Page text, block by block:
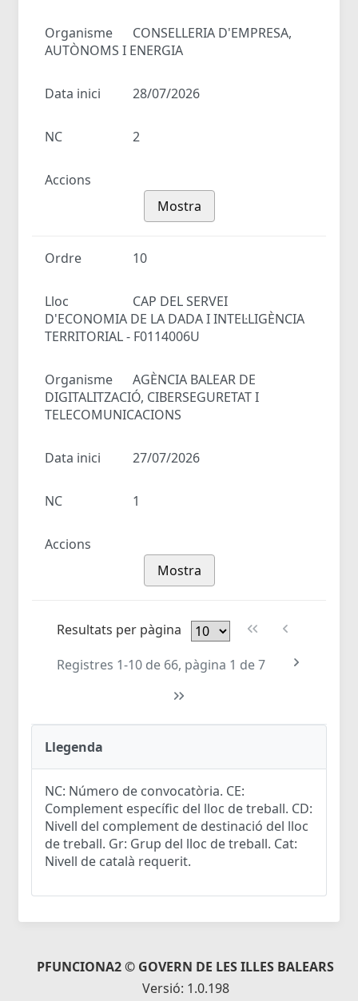
Organisme
CONSELLERIA D'EMPRESA,
AUTÒNOMS I ENERGIA
Data inici 28/07/2026
NC 2
Accions
Mostra
Ordre 10
Lloc
CAP DEL SERVEI
D'ECONOMIA DE LA DADA I INTEL·LIGÈNCIA
TERRITORIAL - F0114006U
Organisme
AGÈNCIA BALEAR DE
DIGITALITZACIÓ, CIBERSEGURETAT I
TELECOMUNICACIONS
Data inici 27/07/2026
NC 1
Accions
Mostra
Resultats per pàgina
Registres 1-10 de 66, pàgina 1 de 7
Llegenda
NC: Número de convocatòria. CE:
Complement específic del lloc de treball. CD:
Nivell del complement de destinació del lloc
de treball. Gr: Grup del lloc de treball. Cat:
Nivell de català requerit.
PFUNCIONA2 © GOVERN DE LES ILLES BALEARS
Versió: 1.0.198